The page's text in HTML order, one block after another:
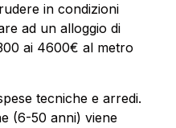
in condizioni
ad un alloggio di
ai 4600€ al metro
tecniche e arredi.
(6-50 anni) viene